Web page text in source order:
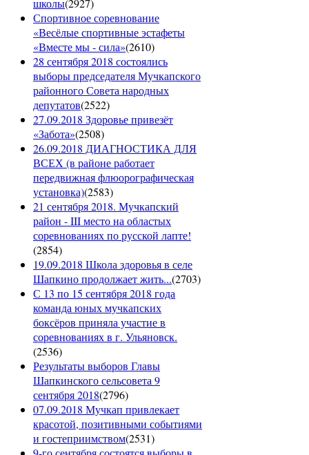
школы(2927)
Спортивное соревнование
«Весёлые спортивные эстафеты
«Вместе мы - сила»(2610)
28 сентября 2018 состоялись
выборы председателя Мучкапского
районного Совета народных
депутатов(2522)
27.09.2018 Здоровье привезёт
«Забота»(2508)
26.09.2018 ДИАГНОСТИКА ДЛЯ
ВСЕХ (в районе работает
передвижная флюорографическая
установка)(2583)
21 сентября 2018. Мучкапский
район - III место на областых
соревнованиях по русской лапте!
(2854)
19.09.2018 Школа здоровья в селе
Шапкино продолжает жить...(2703)
С 13 по 15 сентября 2018 года
команда юных мучкапских
боксёров приняла участие в
соревнованиях в г. Ульяновск.
(2536)
Результаты выборов Главы
Шапкинского сельсовета 9
сентября 2018(2796)
07.09.2018 Мучкап привлекает
красотой, позитивными событиями
и гостеприимством(2531)